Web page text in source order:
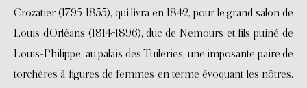
Crozatier (1795-1855), qui livra en 1842, pour le grand salon de
Louis d’Orléans (1814-1896), duc de Nemours et fils puiné de
Louis-Philippe, au palais des Tuileries, une imposante paire de
torchères à figures de femmes en terme évoquant les nôtres.